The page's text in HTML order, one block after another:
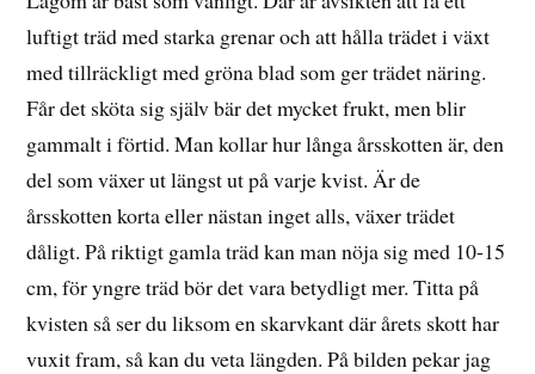
luftigt träd med starka grenar och att hålla trädet i växt
med tillräckligt med gröna blad som ger trädet näring.
Får det sköta sig själv bär det mycket frukt, men blir
gammalt i förtid. Man kollar hur långa årsskotten är, den
del som växer ut längst ut på varje kvist. Är de
årsskotten korta eller nästan inget alls, växer trädet
dåligt. På riktigt gamla träd kan man nöja sig med 10-15
cm, för yngre träd bör det vara betydligt mer. Titta på
kvisten så ser du liksom en skarvkant där årets skott har
vuxit fram, så kan du veta längden. På bilden pekar jag